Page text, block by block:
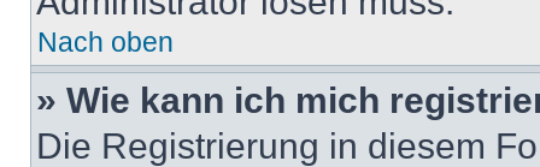
Nach oben
» Wie kann ich mich
Die Registrierung in diesem